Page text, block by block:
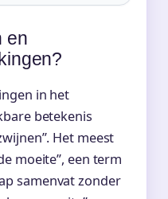
en
in het
betekenis
Het meest
moeite”, een term
samenvat zonder